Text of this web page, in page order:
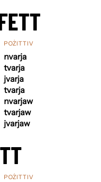
POŻITTIV
nvarja
tvarja
jvarja
tvarja
nvarjaw
tvarjaw
jvarjaw
POŻITTIV